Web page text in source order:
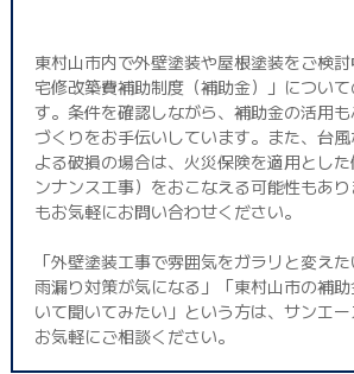
東村山市内で外壁塗装や屋根塗装をご検
宅修改築費補助制度（補助金）」につい
す。条件を確認しながら、補助金の活用
づくりをお手伝いしています。また、台
よる破損の場合は、火災保険を適用とし
ンナンス工事）をおこなえる可能性もあ
もお気軽にお問い合わせください。
「外壁塗装工事で雰囲気をガラリと変え
雨漏り対策が気になる」「東村山市の補
いて聞いてみたい」という方は、サンエ
お気軽にご相談ください。